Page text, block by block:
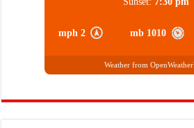
1010 mb
2 mph
Weather from